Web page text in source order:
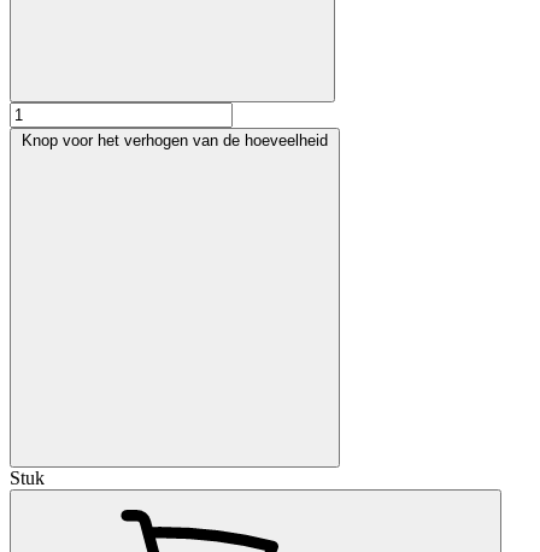
Knop voor het verhogen van de hoeveelheid
Stuk